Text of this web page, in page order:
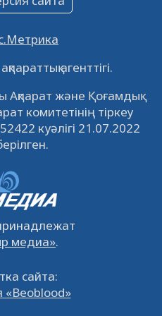
места
в Кызылорде 22
14937 0
агенттігі.
Ақпарат және Қоғамдық
комитетінің тіркеу
куәлігі 21.07.2022
медиа».
сайта:
«Beoblood»